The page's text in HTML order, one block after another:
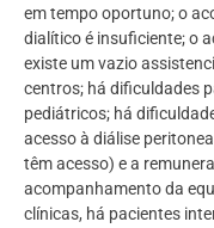
em tempo oportuno; o
dialítico é insuficiente; o
existe um vazio
centros; há dificuldades
pediátricos; há
acesso à diálise
têm acesso) e a
acompanhamento da
clínicas, há pacientes